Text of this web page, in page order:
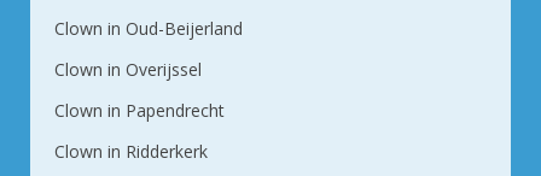
Clown in Oud-Beijerland
Clown in Overijssel
Clown in Papendrecht
Clown in Ridderkerk